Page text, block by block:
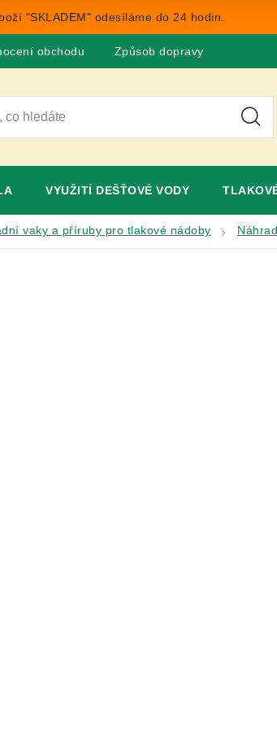
"SKLADEM" odesíláme do 24 hodin.
obchodu Způsob dopravy
VYUŽITÍ DEŠŤOVÉ VODY
vaky a příruby pro tlakové nádoby